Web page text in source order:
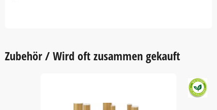
Zubehör / Wird oft zusammen gekauft